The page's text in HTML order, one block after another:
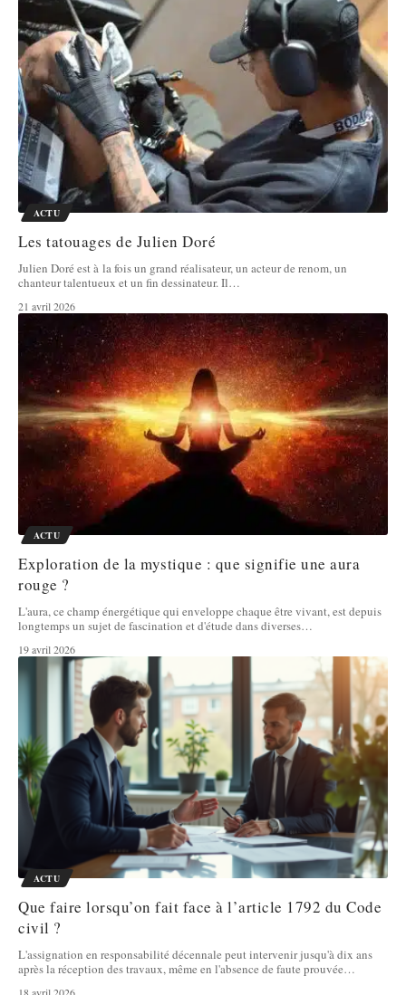
ACTU
Les tatouages de Julien Doré
Julien Doré est à la fois un grand réalisateur, un acteur de renom, un
chanteur talentueux et un fin dessinateur. Il…
21 avril 2026
ACTU
Exploration de la mystique : que signifie une aura
rouge ?
L'aura, ce champ énergétique qui enveloppe chaque être vivant, est depuis
longtemps un sujet de fascination et d'étude dans diverses…
19 avril 2026
ACTU
Que faire lorsqu’on fait face à l’article 1792 du Code
civil ?
L'assignation en responsabilité décennale peut intervenir jusqu'à dix ans
après la réception des travaux, même en l'absence de faute prouvée…
18 avril 2026